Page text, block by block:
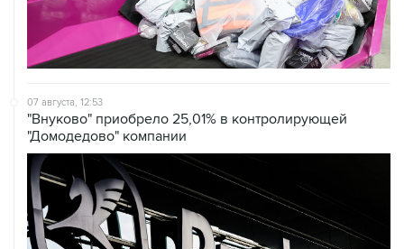
07 августа, 12:53
"Внуково" приобрело 25,01% в контролирующей
"Домодедово" компании